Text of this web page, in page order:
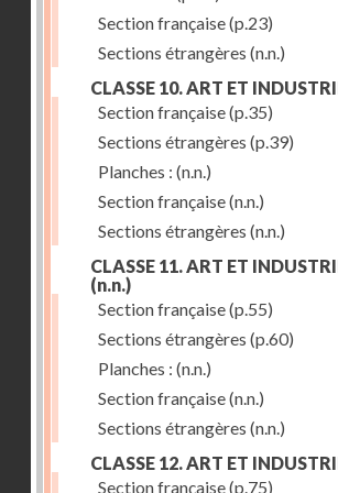
Section française(p.23)
Sections étrangères (n.n.)
CLASSE 10. ART ET
Section française(p.35)
Sections étrangères (p.39)
Planches : (n.n.)
Section française(n.n.)
Sections étrangères (n.n.)
CLASSE 11. ART ET
(n.n.)
Section française(p.55)
Sections étrangères (p.60)
Planches : (n.n.)
Section française(n.n.)
Sections étrangères (n.n.)
CLASSE 12. ART ET
Section française(p.75)